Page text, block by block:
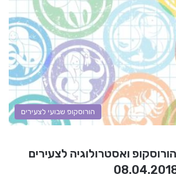
הורוסקופ שבועי לצעירים
ואסטרולוגיה לצעירים